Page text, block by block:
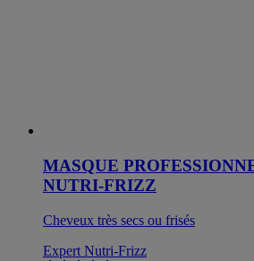
MASQUE
NUTRI-FRIZZ
Cheveux très secs ou frisés
Expert Nutri-Frizz